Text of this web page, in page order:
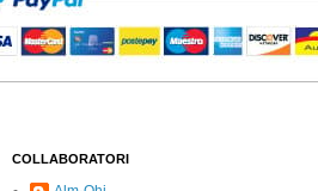
COLLABORATORI